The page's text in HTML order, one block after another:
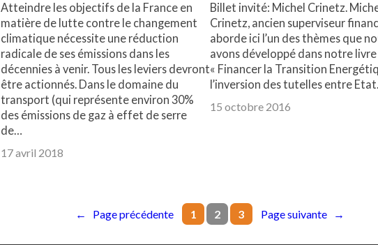
Atteindre les objectifs de la France en
matière de lutte contre le changement
climatique nécessite une réduction
radicale de ses émissions dans les
décennies à venir. Tous les leviers devront
être actionnés. Dans le domaine du
transport (qui représente environ 30%
des émissions de gaz à effet de serre
de…
17 avril 2018
Billet invité: Michel Crinetz.
Crinetz, ancien superviseur
aborde ici l’un des thèmes que
avons développé dans notre livre
« Financer la Transition
l’inversion des tutelles entre
15 octobre 2016
← Page précédente 1 2 3 Page suivante →